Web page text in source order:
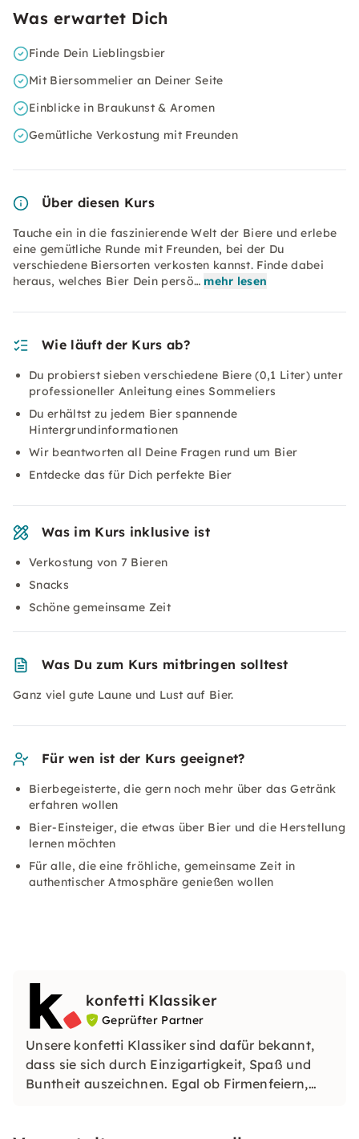
Was erwartet Dich
Finde Dein Lieblingsbier
Mit Biersommelier an Deiner Seite
Einblicke in Braukunst & Aromen
Gemütliche Verkostung mit Freunden
Über diesen Kurs
Tauche ein in die faszinierende Welt der Biere und erlebe
eine gemütliche Runde mit Freunden, bei der Du
verschiedene Biersorten verkosten kannst. Finde dabei
heraus, welches Bier Dein persö… mehr lesen
Wie läuft der Kurs ab?
Du probierst sieben verschiedene Biere (0,1 Liter) unter
professioneller Anleitung eines Sommeliers
Du erhältst zu jedem Bier spannende
Hintergrundinformationen
Wir beantworten all Deine Fragen rund um Bier
Entdecke das für Dich perfekte Bier
Was im Kurs inklusive ist
Verkostung von 7 Bieren
Snacks
Schöne gemeinsame Zeit
Was Du zum Kurs mitbringen solltest
Ganz viel gute Laune und Lust auf Bier.
Für wen ist der Kurs geeignet?
Bierbegeisterte, die gern noch mehr über das Getränk
erfahren wollen
Bier-Einsteiger, die etwas über Bier und die Herstellung
lernen möchten
Für alle, die eine fröhliche, gemeinsame Zeit in
authentischer Atmosphäre genießen wollen
konfetti Klassiker
Geprüfter Partner
Unsere konfetti Klassiker sind dafür bekannt,
dass sie sich durch Einzigartigkeit, Spaß und
Buntheit auszeichnen. Egal ob Firmenfeiern,